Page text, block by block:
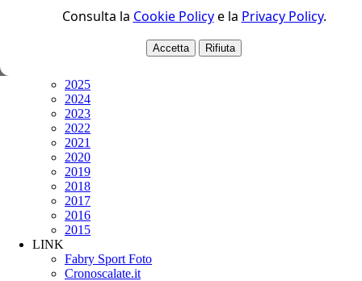
Consulta la Cookie Policye la Privacy Policy.
Accetta Rifiuta
2025
2024
2023
2022
2021
2020
2019
2018
2017
2016
2015
LINK
Fabry Sport Foto
Cronoscalate.it